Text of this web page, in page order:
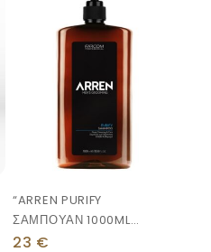
“ARREN PURIFY
ΣΑΜΠΟΥΑΝ 1000ML
Βαθύς Καθαρισμός &
23 €